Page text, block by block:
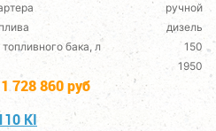
ручной
дизель
бака, л
150
1950
1 728 860 руб
KI